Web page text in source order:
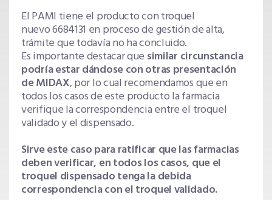
El PAMI tiene el producto con troquel
nuevo 6684131 en proceso de gestión de alta,
trámite que todavía no ha concluido.
Es importante destacar que similar circunstancia
podría estar dándose con otras presentación
de MIDAX, por lo cual recomendamos que en
todos los casos de este producto la farmacia
verifique la correspondencia entre el troquel
validado y el dispensado.
Sirve este caso para ratificar que las farmacias
deben verificar, en todos los casos, que el
troquel dispensado tenga la debida
correspondencia con el troquel validado.